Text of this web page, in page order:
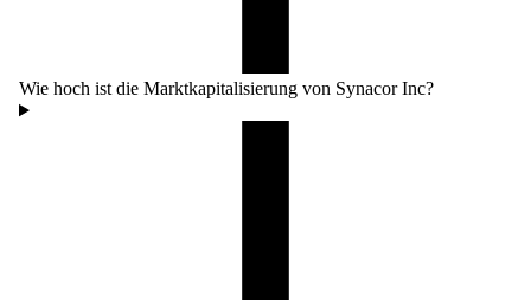
Wie hoch ist die Marktkapitalisierung von Synacor Inc?